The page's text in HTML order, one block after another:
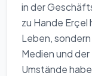
in der
zu Hande Erçel
Leben,
Medien und
Umstände